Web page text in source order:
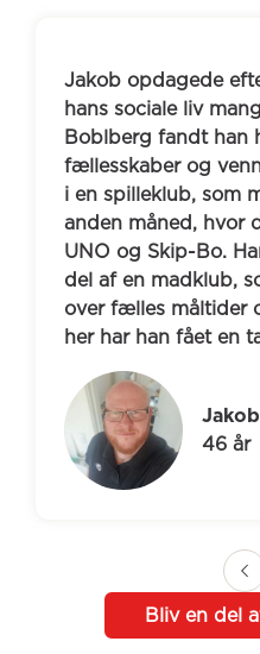
Jakob opdagede
hans sociale liv
Boblberg fandt han
fællesskaber og
i en spilleklub, som
anden måned, hvor
UNO og Skip-Bo.
del af en madklub,
over fælles måltider
her har han fået en
Jakob
46 år
Bliv en del